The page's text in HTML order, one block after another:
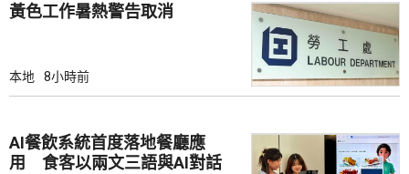
黃色工作暑熱警告取消
本地 8小時前
AI餐飲系統首度落地餐廳應
用 食客以兩文三語與AI對話